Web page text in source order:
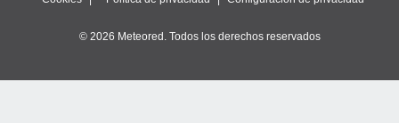
© 2026 Meteored. Todos los derechos reservados